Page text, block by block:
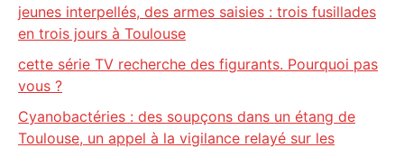
jeunes interpellés, des armes saisies : trois fusillades
en trois jours à Toulouse
cette série TV recherche des figurants. Pourquoi pas
vous ?
Cyanobactéries : des soupçons dans un étang de
Toulouse, un appel à la vigilance relayé sur les